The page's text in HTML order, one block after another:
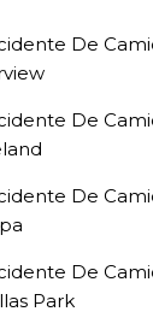
De
De
De
De
Park